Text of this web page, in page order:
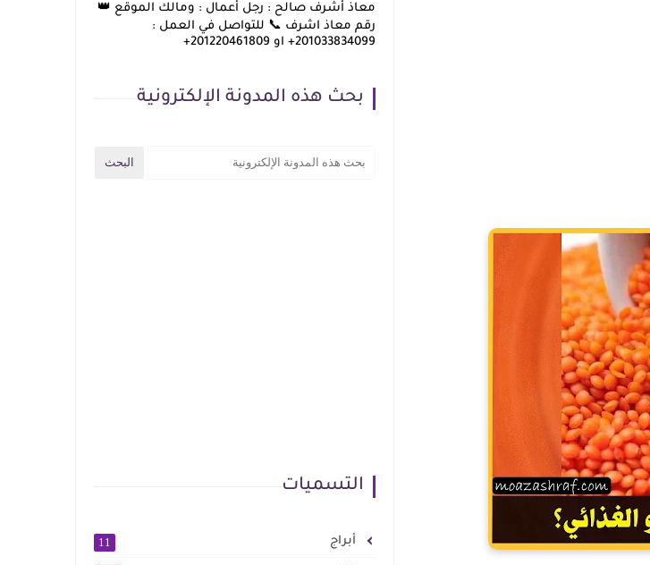
معاذ أشرف صالح : رجل أعمال : ومالك الموقع 👑
رقم معاذ اشرف 📞 للتواصل في العمل :
201033834099+ او 201220461809+
بحث هذه المدونة الإلكترونية
التسميات
أبراج 11